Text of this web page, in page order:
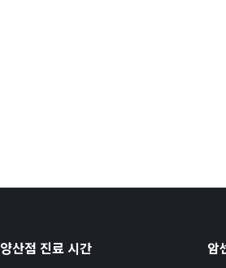
양산점 진료 시간 암